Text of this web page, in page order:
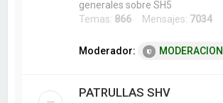
generales sobre SH5
Temas: 866 Mensajes: 7034
Moderador: MODERACION
PATRULLAS SHV